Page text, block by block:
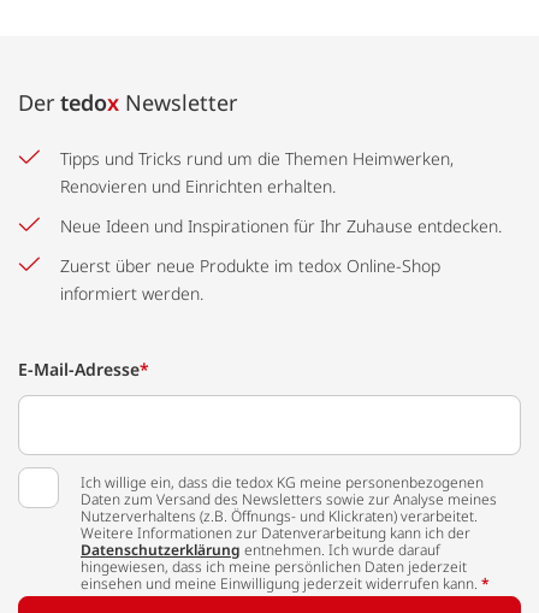
Der tedox Newsletter
Tipps und Tricks rund um die Themen Heimwerken,
Renovieren und Einrichten erhalten.
Neue Ideen und Inspirationen für Ihr Zuhause entdecken.
Zuerst über neue Produkte im tedox Online-Shop
informiert werden.
E-Mail-Adresse*
Ich willige ein, dass die tedox KG meine personenbezogenen
Daten zum Versand des Newsletters sowie zur Analyse meines
Nutzerverhaltens (z.B. Öffnungs- und Klickraten) verarbeitet.
Weitere Informationen zur Datenverarbeitung kann ich der
Datenschutzerklärung entnehmen. Ich wurde darauf
hingewiesen, dass ich meine persönlichen Daten jederzeit
einsehen und meine Einwilligung jederzeit widerrufen kann. *